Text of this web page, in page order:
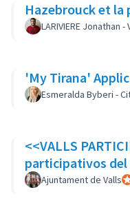
Hazebrouck et
LARIVIERE Jonathan
Esmeralda Byberi -
<<VALLS
participativos
Ajuntament de Valls